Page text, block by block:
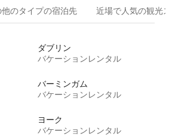
他のタ⁠イ⁠プ⁠の宿⁠泊⁠先 近場で人気の観光
ダブリン
バケーションレンタル
バーミンガム
バケーションレンタル
ヨーク
バケーションレンタル